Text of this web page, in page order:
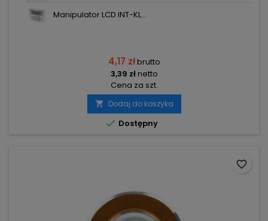
Manipulator LCD INT-KL...
4,17 złbrutto
3,39 złnetto
Cena za szt.
 Dodaj do koszyka
 Dostępny
favorite_border